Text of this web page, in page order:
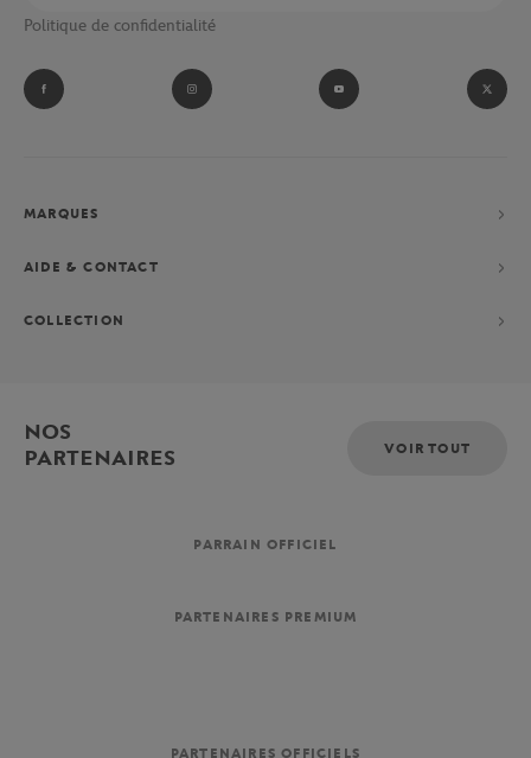
Politique de confidentialité
MARQUES
AIDE & CONTACT
COLLECTION
NOS
PARTENAIRES
VOIR TOUT
PARRAIN OFFICIEL
PARTENAIRES PREMIUM
PARTENAIRES OFFICIELS